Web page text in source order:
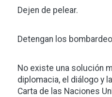
Dejen de pelear.
Detengan los
No existe una solución
diplomacia, el diálogo y
Carta de las Naciones